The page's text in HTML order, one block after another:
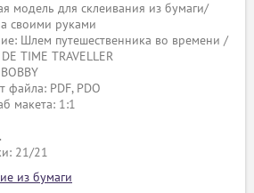
модель для склеивания из бумаги/
своими руками
Шлем путешественника во времени /
TIME TRAVELLER
файла: PDF, PDO
макета: 1:1
21/21
из бумаги